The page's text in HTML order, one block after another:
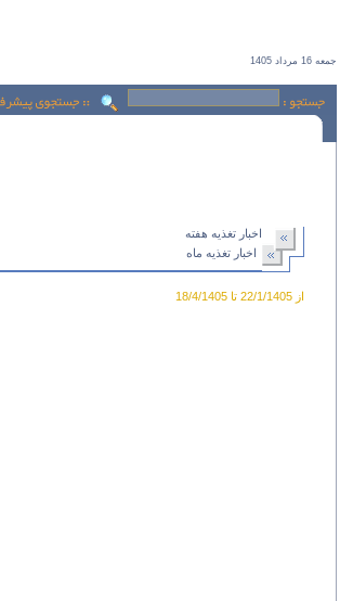
جمعه 16 مرداد 1405
اخبار تغذيه هفته
اخبار تغذيه ماه
از 22/1/1405 تا 18/4/1405